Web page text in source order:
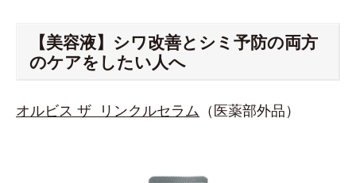
【美容液】シワ改善とシミ予防の両方
のケアをしたい人へ
オルビス ザ リンクルセラム （医薬部外品）